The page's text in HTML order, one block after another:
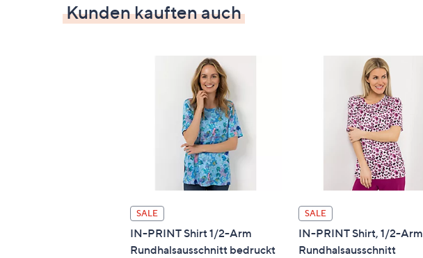
Maschinenwäsche (Schonwäsche 30°)
Kunden kauften auch
SALE
IN-PRINT Shirt 1/2-Arm
Rundhalsausschnitt bedruckt
SALE
IN-PRINT Shirt, 1/2-Arm
Rundhalsausschnitt